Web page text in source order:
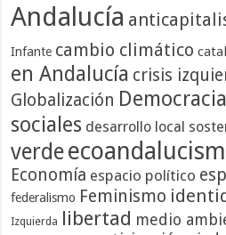
Andalucía
Infante cambio climático
en Andalucía crisis
Globalización Democracia
sociales desarrollo local
verde
Economía espacio político
federalismo Feminismo
Izquierda libertad medio